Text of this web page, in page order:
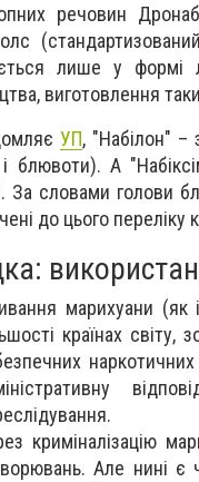
речовин
лише у формі
виготовлення
УП, "Набілон" –
блювоти). А
За словами голови
до цього
марихуани (як
країнах
криміналізацію
Але нині є